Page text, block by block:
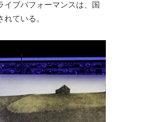
イブパフォーマンスは、国
ている。